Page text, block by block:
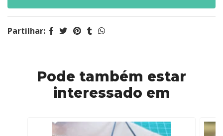
Partilhar:
Pode também estar
interessado em